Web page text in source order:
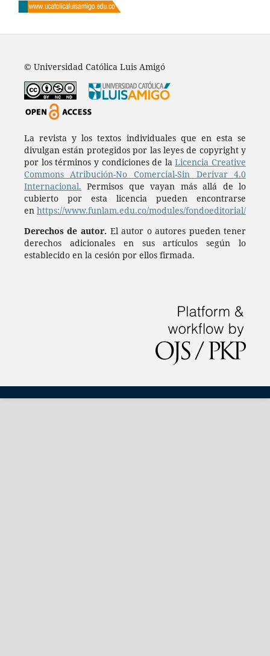
© Universidad Católica Luis Amigó
La revista y los textos individuales que en esta se
divulgan están protegidos por las leyes de copyright y
por los términos y condiciones de laLicencia Creative
Commons Atribución-No Comercial-Sin Derivar 4.0
Internacional. Permisos que vayan más allá de lo
cubierto por esta licencia pueden encontrarse
en https://www.funlam.edu.co/modules/fondoeditorial/
Derechos de autor. El autor o autores pueden tener
derechos adicionales en sus artículos según lo
establecido en la cesión por ellos firmada.